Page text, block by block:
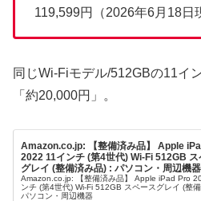
119,599円（2026年6月18日
同じWi-Fiモデル/512GBの11イ
「約20,000円」。
Amazon.co.jp: 【整備済み品】 Apple
2022 11インチ (第4世代) Wi-Fi 512GB ス
グレイ (整備済み品) : パソコン・周辺機器
Amazon.co.jp: 【整備済み品】 Apple iPad Pro
ンチ (第4世代) Wi-Fi 512GB スペースグレイ (整
パソコン・周辺機器